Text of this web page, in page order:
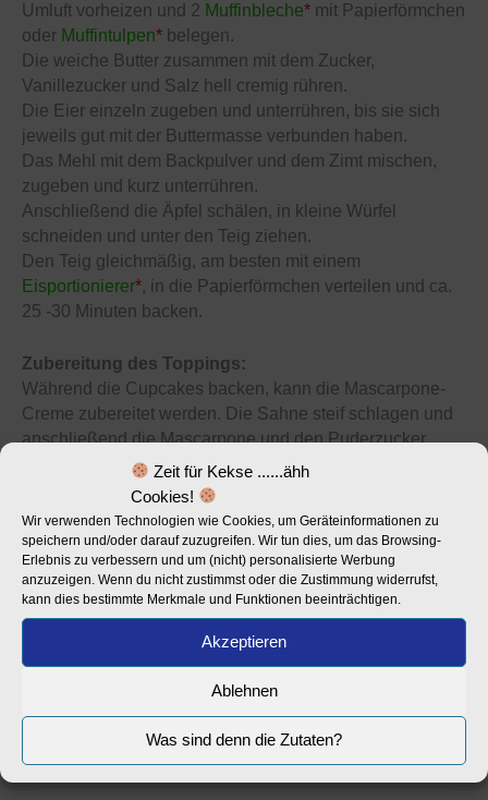
Zeit für Kekse ......ähh
Cookies!
Wir verwenden Technologien wie Cookies, um Geräteinformationen zu
speichern und/oder darauf zuzugreifen. Wir tun dies, um das Browsing-
Erlebnis zu verbessern und um (nicht) personalisierte Werbung
anzuzeigen. Wenn du nicht zustimmst oder die Zustimmung widerrufst,
kann dies bestimmte Merkmale und Funktionen beeinträchtigen.
Akzeptieren
Ablehnen
Was sind denn die Zutaten?
Umluft vorheizen und 2 Muffinbleche* mit Papierförmchen
oder Muffintulpen* belegen.
Die weiche Butter zusammen mit dem Zucker,
Vanillezucker und Salz hell cremig rühren.
Die Eier einzeln zugeben und unterrühren, bis sie sich
jeweils gut mit der Buttermasse verbunden haben.
Das Mehl mit dem Backpulver und dem Zimt mischen,
zugeben und kurz unterrühren.
Anschließend die Äpfel schälen, in kleine Würfel
schneiden und unter den Teig ziehen.
Den Teig gleichmäßig, am besten mit einem
Eisportionierer*, in die Papierförmchen verteilen und ca.
25 -30 Minuten backen.
Zubereitung des Toppings:
Während die Cupcakes backen, kann die Mascarpone-
Creme zubereitet werden. Die Sahne steif schlagen und
anschließend die Mascarpone und den Puderzucker
darunter rühren.
Mit Vanillezucker und evtl. etwas Zimt nach und nach
verfeinern – zwischendurch probieren. Bis zur
Verwendung, die Mascarpone-Creme nochmals in den
Kühlschrank stellen.
Fertigstellung:
Zum Schluss die Creme mit einem
großerSterntülle*auf die ausgekühlten Cupcakes
auftragen und mit den Dekoren verzieren.
Guten Appetit!